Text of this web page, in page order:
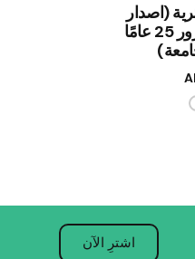
(اصدار
محدودة بمناسبة مرور 25 عامًا
اشترِ الآن